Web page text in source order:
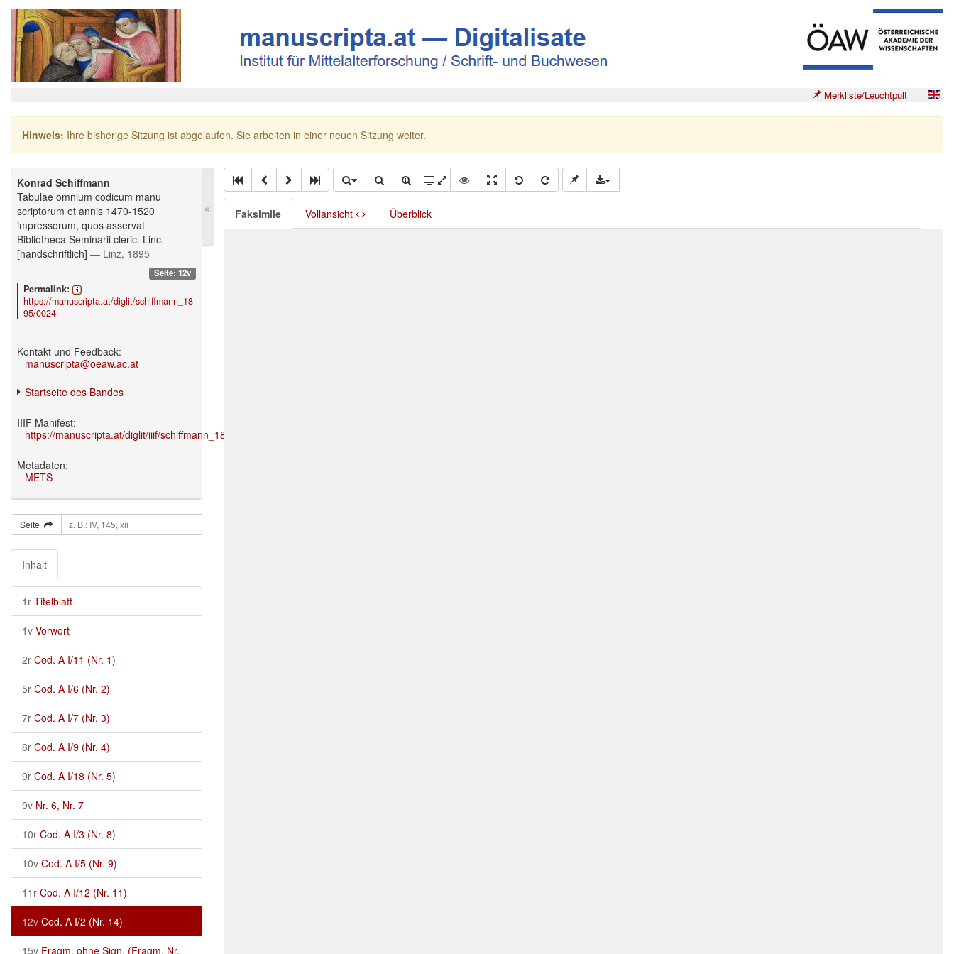
Merkliste/Leuchtpult
Hinweis: Ihre bisherige Sitzung ist abgelaufen. Sie arbeiten in einer neuen Sitzung weiter.
Konrad Schiffmann
Tabulae omnium codicum manu
scriptorum et annis 1470-1520
impressorum, quos asservat
Bibliotheca Seminarii cleric. Linc.
[handschriftlich] — Linz, 1895
Seite: 12v
Permalink:
https://manuscripta.at/diglit/schiffmann_18
95/0024
Kontakt und Feedback:
manuscripta@oeaw.ac.at
Startseite des Bandes
IIIF Manifest:
https://manuscripta.at/diglit/iiif/schiffmann_1895/manifest.json
Metadaten:
METS
Seite
Inhalt
1r Titelblatt
1v Vorwort
2r Cod. A I/11 (Nr. 1)
5r Cod. A I/6 (Nr. 2)
7r Cod. A I/7 (Nr. 3)
8r Cod. A I/9 (Nr. 4)
9r Cod. A I/18 (Nr. 5)
9v Nr. 6, Nr. 7
10r Cod. A I/3 (Nr. 8)
10v Cod. A I/5 (Nr. 9)
11r Cod. A I/12 (Nr. 11)
12v Cod. A I/2 (Nr. 14)
15v Fragm. ohne Sign. (Fragm. Nr.
Faksimile Vollansicht Überblick